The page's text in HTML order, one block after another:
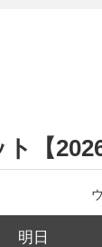
【
明日